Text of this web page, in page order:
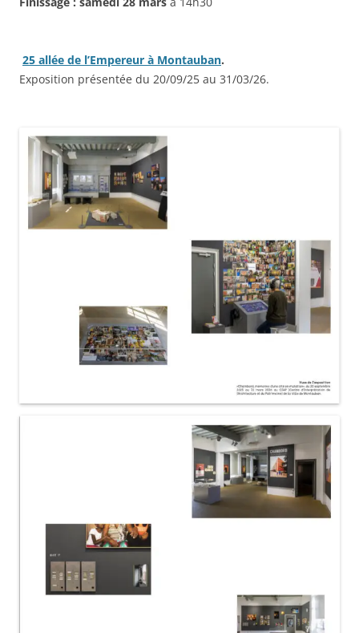
25 allée de l’Empereur à Montauban.
Exposition présentée du 20/09/25 au 31/03/26.